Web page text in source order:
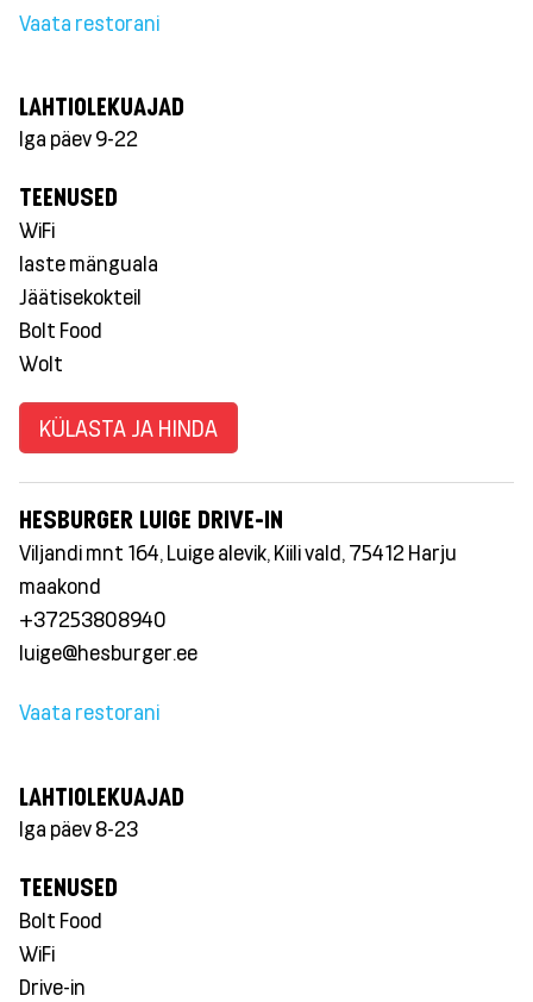
Vaata restorani
LAHTIOLEKUAJAD
Iga päev 9-22
TEENUSED
WiFi
laste mänguala
Jäätisekokteil
Bolt Food
Wolt
KÜLASTA JA HINDA
HESBURGER LUIGE DRIVE-IN
Viljandi mnt 164, Luige alevik, Kiili vald, 75412 Harju
maakond
+37253808940
luige@hesburger.ee
Vaata restorani
LAHTIOLEKUAJAD
Iga päev 8-23
TEENUSED
Bolt Food
WiFi
Drive-in